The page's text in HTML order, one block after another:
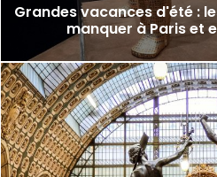
Grandes vacances d'été :
manquer à Paris et